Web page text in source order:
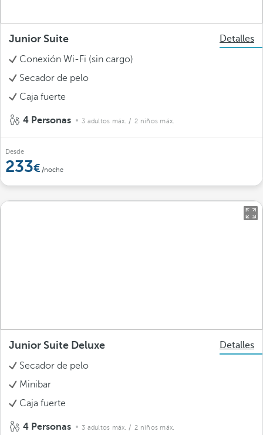
Junior Suite
Detalles
Conexión Wi-Fi (sin cargo)
Secador de pelo
Caja fuerte
4 Personas 3 adultos máx. / 2 niños máx.
Desde
233 /noche
Junior Suite Deluxe
Detalles
Secador de pelo
Minibar
Caja fuerte
4 Personas 3 adultos máx. / 2 niños máx.